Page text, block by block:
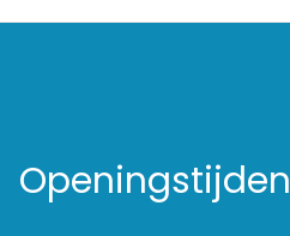
Openingstijden